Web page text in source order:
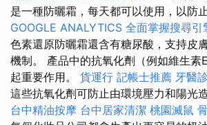
是一種防曬霜，每天都可以使用，以防
GOOGLE ANALYTICS 全面掌握搜尋引
色素還原防曬霜還含有糖尿酸，支持皮
機制。 產品中的抗氧化劑（例如維生素
起重要作用。 貨運行 記帳士推薦 牙醫
這些抗氧化劑可防止由環境壓力和陽光
台中精油按摩 台中居家清潔 桃園滅鼠